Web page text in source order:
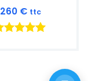
260 € ttc